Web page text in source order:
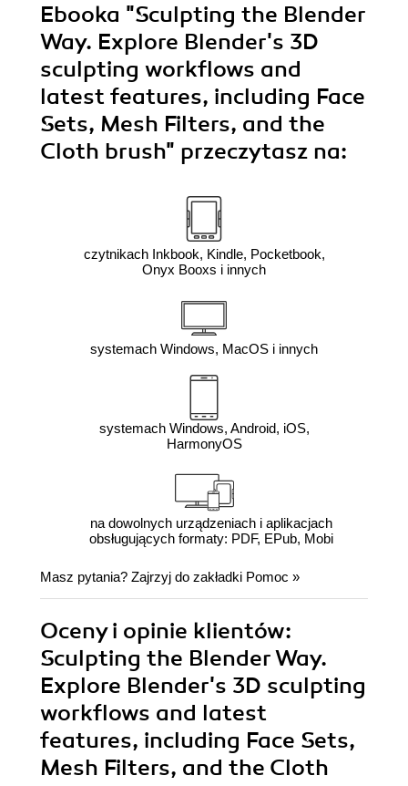
Ebooka "Sculpting the Blender
Way. Explore Blender's 3D
sculpting workflows and
latest features, including Face
Sets, Mesh Filters, and the
Cloth brush" przeczytasz na:
czytnikach Inkbook, Kindle, Pocketbook,
Onyx Booxs i innych
systemach Windows, MacOS i innych
systemach Windows, Android, iOS,
HarmonyOS
na dowolnych urządzeniach i aplikacjach
obsługujących formaty: PDF, EPub, Mobi
Masz pytania? Zajrzyj do zakładki Pomoc »
Oceny i opinie klientów:
Sculpting the Blender Way.
Explore Blender's 3D sculpting
workflows and latest
features, including Face Sets,
Mesh Filters, and the Cloth